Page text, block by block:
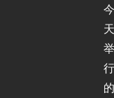
今
天
举
行
的